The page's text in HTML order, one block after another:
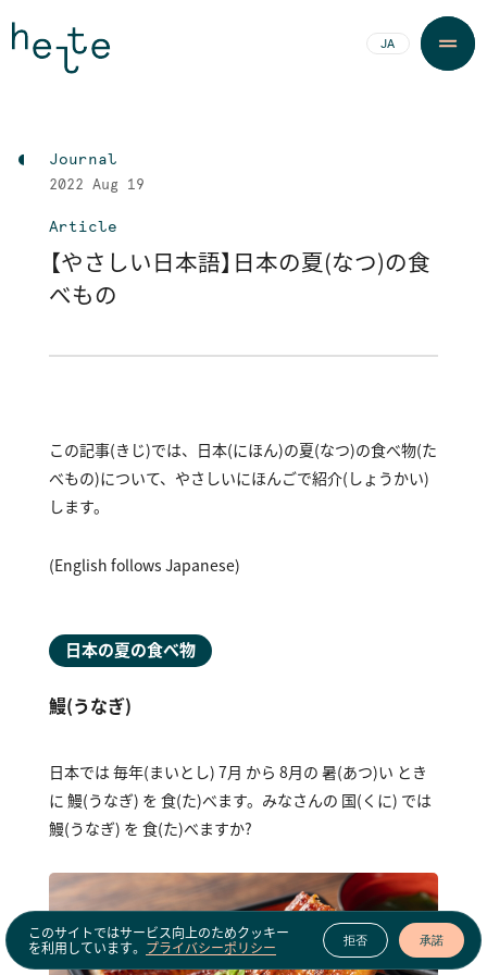
JA
Journal
2022 Aug 19
Article
【やさしい日本語】日本の夏(なつ)の食
べもの
この記事(きじ)では、日本(にほん)の夏(なつ)の食べ物(た
べもの)について、やさしいにほんごで紹介(しょうかい)
します。
(English follows Japanese)
日本の夏の食べ物
鰻(うなぎ)
日本では 毎年(まいとし) ７月 から ８月の 暑(あつ)い とき
に 鰻(うなぎ) を 食(た)べます。みなさんの 国(くに) では
鰻(うなぎ) を 食(た)べますか？
このサイトではサービス向上のためクッキー
を利用しています。 プライバシーポリシー 拒否 承諾